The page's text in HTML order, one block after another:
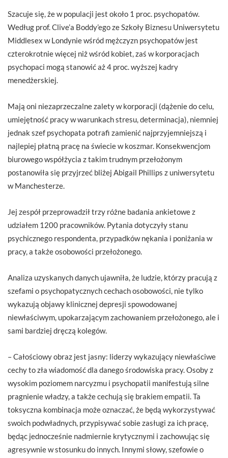
Szacuje się, że w populacji jest około 1 proc. psychopatów.
Według prof. Clive’a Boddy’ego ze Szkoły Biznesu Uniwersytetu
Middlesex w Londynie wśród mężczyzn psychopatów jest
czterokrotnie więcej niż wśród kobiet, zaś w korporacjach
psychopaci mogą stanowić aż 4 proc. wyższej kadry
menedżerskiej.
Mają oni niezaprzeczalne zalety w korporacji (dążenie do celu,
umiejętność pracy w warunkach stresu, determinacja), niemniej
jednak szef psychopata potrafi zamienić najprzyjemniejszą i
najlepiej płatną pracę na świecie w koszmar. Konsekwencjom
biurowego współżycia z takim trudnym przełożonym
postanowiła się przyjrzeć bliżej Abigail Phillips z uniwersytetu
w Manchesterze.
Jej zespół przeprowadził trzy różne badania ankietowe z
udziałem 1200 pracowników. Pytania dotyczyły stanu
psychicznego respondenta, przypadków nękania i poniżania w
pracy, a także osobowości przełożonego.
Analiza uzyskanych danych ujawniła, że ludzie, którzy pracują z
szefami o psychopatycznych cechach osobowości, nie tylko
wykazują objawy klinicznej depresji spowodowanej
niewłaściwym, upokarzającym zachowaniem przełożonego, ale i
sami bardziej dręczą kolegów.
– Całościowy obraz jest jasny: liderzy wykazujący niewłaściwe
cechy to zła wiadomość dla danego środowiska pracy. Osoby z
wysokim poziomem narcyzmu i psychopatii manifestują silne
pragnienie władzy, a także cechują się brakiem empatii. Ta
toksyczna kombinacja może oznaczać, że będą wykorzystywać
swoich podwładnych, przypisywać sobie zasługi za ich pracę,
będąc jednocześnie nadmiernie krytycznymi i zachowując się
agresywnie w stosunku do innych. Innymi słowy, szefowie o